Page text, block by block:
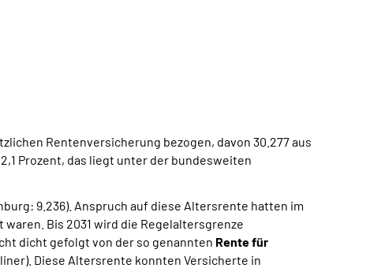
Rentenversicherung bezogen, davon 30.277 aus
Prozent, das liegt unter der bundesweiten
9.236). Anspruch auf diese Altersrente hatten im
Bis 2031 wird die Regelaltersgrenze
dicht gefolgt von der so genannten Rente für
Diese Altersrente konnten Versicherte in